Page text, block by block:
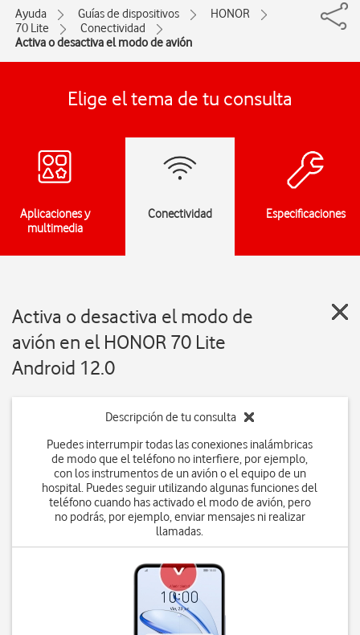
Ayuda Guías de dispositivos
HONOR
70 Lite
Conectividad
Activa o desactiva el modo de avión
Elige el tema de tu consulta
Aplicaciones y
multimedia
Conectividad Especificaciones
Activa o desactiva el modo de
avión en el HONOR 70 Lite
Android 12.0
Descripción de tu consulta
Puedes interrumpir todas las conexiones inalámbricas
de modo que el teléfono no interfiere, por ejemplo,
con los instrumentos de un avión o el equipo de un
hospital. Puedes seguir utilizando algunas funciones del
teléfono cuando has activado el modo de avión, pero
no podrás, por ejemplo, enviar mensajes ni realizar
llamadas.